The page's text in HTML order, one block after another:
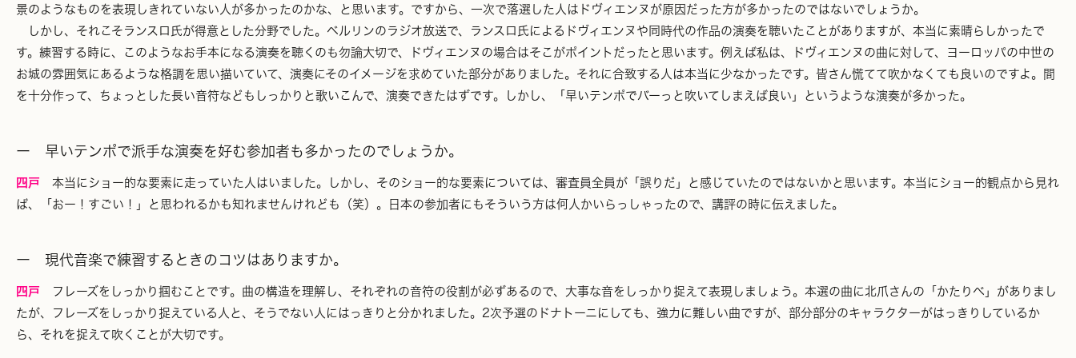
景のようなものを表現しきれていない人が多かったのかな、と思います。ですから、一次で落選した人はドヴィエンヌが原因だった方が多かったのではないでしょうか。
しかし、それこそランスロ氏が得意とした分野でした。ベルリンのラジオ放送で、ランスロ氏によるドヴィエンヌや同時代の作品の演奏を聴いたことがありますが、本当に素晴らしかったで
す。練習する時に、このようなお手本になる演奏を聴くのも勿論大切で、ドヴィエンヌの場合はそこがポイントだったと思います。例えば私は、ドヴィエンヌの曲に対して、ヨーロッパの中世の
お城の雰囲気にあるような格調を思い描いていて、演奏にそのイメージを求めていた部分がありました。それに合致する人は本当に少なかったです。皆さん慌てて吹かなくても良いのですよ。間
を十分作って、ちょっとした長い音符などもしっかりと歌いこんで、演奏できたはずです。しかし、「早いテンポでバーっと吹いてしまえば良い」というような演奏が多かった。
ー 早いテンポで派手な演奏を好む参加者も多かったのでしょうか。
四戸 本当にショー的な要素に走っていた人はいました。しかし、そのショー的な要素については、審査員全員が「誤りだ」と感じていたのではないかと思います。本当にショー的観点から見れ
ば、「おー！すごい！」と思われるかも知れませんけれども（笑）。日本の参加者にもそういう方は何人かいらっしゃったので、講評の時に伝えました。
ー 現代音楽で練習するときのコツはありますか。
四戸 フレーズをしっかり掴むことです。曲の構造を理解し、それぞれの音符の役割が必ずあるので、大事な音をしっかり捉えて表現しましょう。本選の曲に北爪さんの「かたりべ」がありまし
たが、フレーズをしっかり捉えている人と、そうでない人にはっきりと分かれました。2次予選のドナトーニにしても、強力に難しい曲ですが、部分部分のキャラクターがはっきりしているか
ら、それを捉えて吹くことが大切です。